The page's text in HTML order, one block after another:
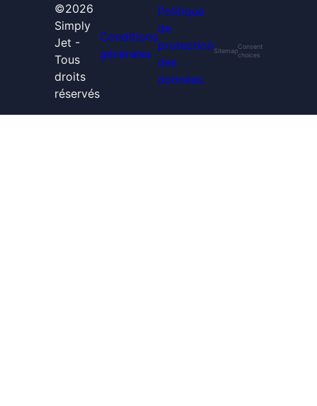
©2026
Simply
Jet -
Tous
droits
réservés
Conditions
générales
Politique
de
protection
des
données
Sitemap
Consent
choices